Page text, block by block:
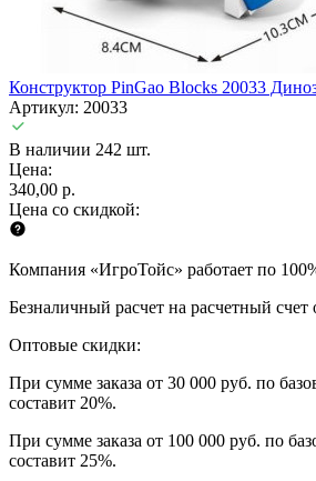
Конструктор PinGao Blocks 20033
Артикул: 20033
В наличии 242 шт.
Цена:
340,00 р.
Цена со скидкой:
Компания «ИгроТойс» работает по
Безналичный расчет на расчетный счет
Оптовые скидки:
При сумме заказа от 30 000 руб. по
составит 20%.
При сумме заказа от 100 000 руб. по
составит 25%.